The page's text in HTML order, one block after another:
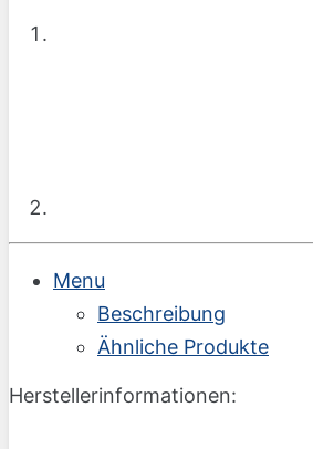
Menu
Beschreibung
Ähnliche Produkte
Herstellerinformationen: